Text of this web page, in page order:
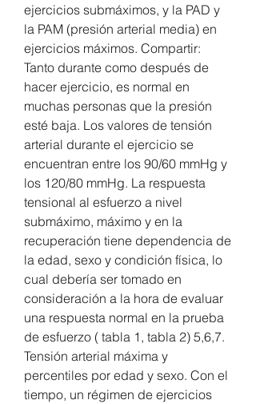
ejercicios submáximos, y la PAD y
la PAM (presión arterial media) en
ejercicios máximos. Compartir:
Tanto durante como después de
hacer ejercicio, es normal en
muchas personas que la presión
esté baja. Los valores de tensión
arterial durante el ejercicio se
encuentran entre los 90/60 mmHg y
los 120/80 mmHg. La respuesta
tensional al esfuerzo a nivel
submáximo, máximo y en la
recuperación tiene dependencia de
la edad, sexo y condición física, lo
cual debería ser tomado en
consideración a la hora de evaluar
una respuesta normal en la prueba
de esfuerzo ( tabla 1, tabla 2) 5,6,7.
Tensión arterial máxima y
percentiles por edad y sexo. Con el
tiempo, un régimen de ejercicios